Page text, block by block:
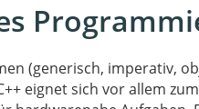
(generisch, imperativ,
eignet sich vor allem